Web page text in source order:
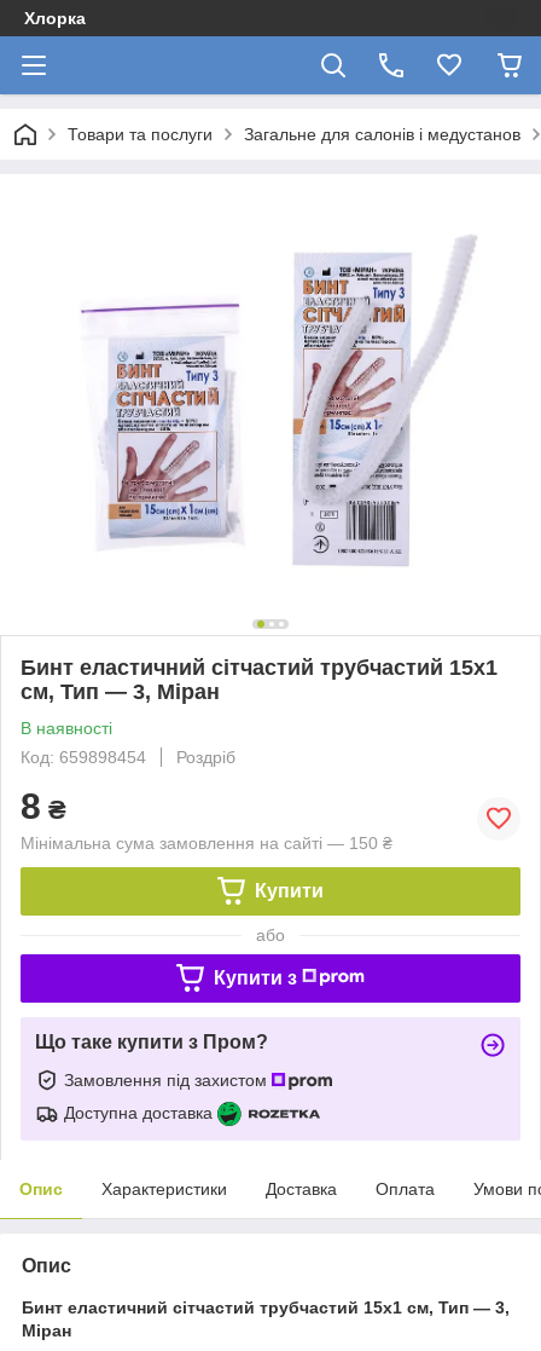
Хлорка
Товари та послуги Загальне для салонів і медустанов
Бинт еластичний сітчастий трубчастий 15х1
см, Тип — 3, Міран
В наявності
Код: 659898454
Роздріб
8 ₴
Мінімальна сума замовлення на сайті — 150 ₴
Купити
або
Купити з
Що таке купити з Пром?
Замовлення під захистом
Доступна доставка
Опис Характеристики Доставка Оплата Умови
Опис
Бинт еластичний сітчастий трубчастий 15х1 см, Тип — 3,
Міран